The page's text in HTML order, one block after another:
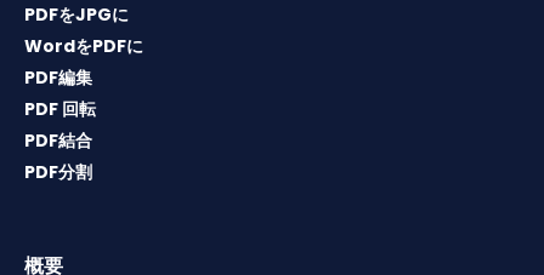
PDFをJPGに
WordをPDFに
PDF編集
PDF 回転
PDF結合
PDF分割
概要